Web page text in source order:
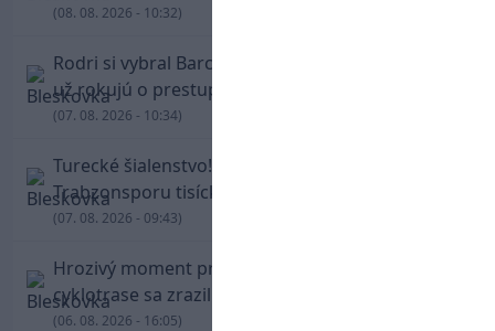
(08. 08. 2026 - 10:32)
Rodri si vybral Barcelonu a odmietol Real. Kluby
už rokujú o prestupovej čiastke
(07. 08. 2026 - 10:34)
Turecké šialenstvo! Salaha vítali na štadióne
Trabzonsporu tisícky fanúšikov
(07. 08. 2026 - 09:43)
Hrozivý moment pre Zdena Cháru! Na
cyklotrase sa zrazil s bežcom
(06. 08. 2026 - 16:05)